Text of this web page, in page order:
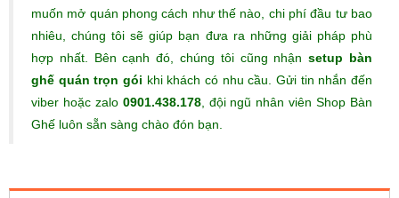
muốn mở quán phong cách như thế nào, chi phí đầu tư bao
nhiêu, chúng tôi sẽ giúp bạn đưa ra những giải pháp phù
hợp nhất. Bên cạnh đó, chúng tôi cũng nhậnsetup bàn
ghế quán trọn gói khi khách có nhu cầu. Gửi tin nhắn đến
viber hoặc zalo 0901.438.178, đội ngũ nhân viên Shop Bàn
Ghế luôn sẵn sàng chào đón bạn.